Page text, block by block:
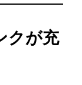
クが充